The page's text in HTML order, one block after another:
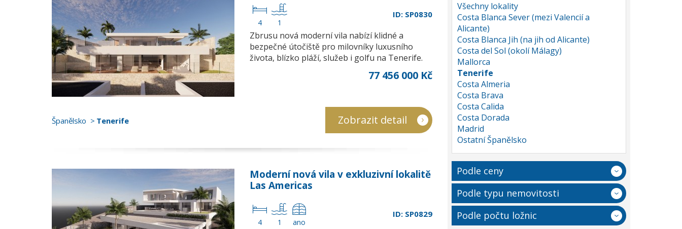
4 1
ID: SP0830
Zbrusu nová moderní vila nabízí klidné a
bezpečné útočiště pro milovníky luxusního
života, blízko pláží, služeb i golfu na Tenerife.
77 456 000 Kč
Španělsko Tenerife Zobrazit detail
Moderní nová vila v exkluzivní lokalitě
Las Americas
4 1 ano
ID: SP0829
Všechny lokality
Costa Blanca Sever (mezi Valencií a
Alicante)
Costa Blanca Jih (na jih od Alicante)
Costa del Sol (okolí Málagy)
Mallorca
Tenerife
Costa Almeria
Costa Brava
Costa Calida
Costa Dorada
Madrid
Ostatní Španělsko
Podle ceny
Podle typu nemovitosti
Podle počtu ložnic